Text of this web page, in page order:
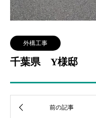
外構工事
千葉県 Y様邸